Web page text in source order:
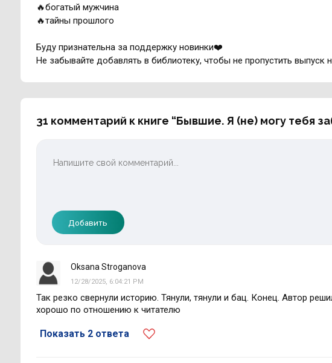
🔥богатый мужчина
🔥тайны прошлого
Буду признательна за поддержку новинки‍❤️‍
Не забывайте добавлять в библиотеку, чтобы не пропустить выпуск
31 комментарий к книге “Бывшие. Я (не) могу тебя
Добавить
Oksana Stroganova
12/28/2025, 6:04:21 PM
Так резко свернули историю. Тянули, тянули и бац. Конец. Автор
хорошо по отношению к читателю
Показать 2 ответа